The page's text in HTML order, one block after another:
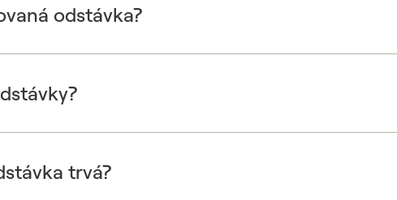
odstávka?
trvá?